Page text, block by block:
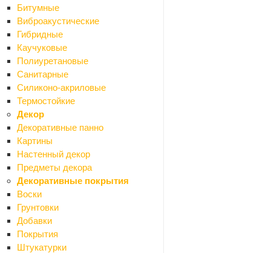
Битумные
Виброакустические
Гибридные
Каучуковые
Полиуретановые
Санитарные
Силиконо-акриловые
Термостойкие
Декор
Декоративные панно
Картины
Настенный декор
Предметы декора
Декоративные покрытия
Воски
Грунтовки
Добавки
Покрытия
Штукатурки
Плиточный клей
Шпаклевки сухие
Штукатурки сухие
Теплоизоляция и шумоизоляция
Назад
Теплоизоляция и шумоизоляция
Минеральная вата
Пенополистирольные плиты
Поролон и синтепон
Фасадные и кровельные пленки
Древесно-плитные материалы
Назад
Древесно-плитные материалы
ДВП
ОСП (OSB)
Фанера
ЦСП
Шланги резиновые и пвх
Асболист, паронит